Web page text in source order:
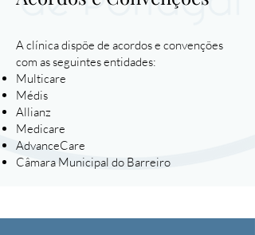
A clínica dispõe de acordos e convenções
com as seguintes entidades:
Multicare
Médis
Allianz
Medicare
AdvanceCare
Câmara Municipal do Barreiro